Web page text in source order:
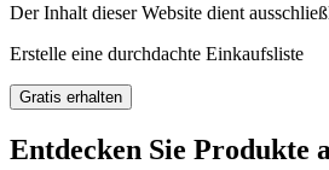
Der Inhalt dieser Website dient
Erstelle eine durchdachte Einkaufsliste
Gratis erhalten
Entdecken Sie Produkte